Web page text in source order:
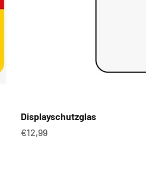
Displayschutzglas
Angebot
€12,99